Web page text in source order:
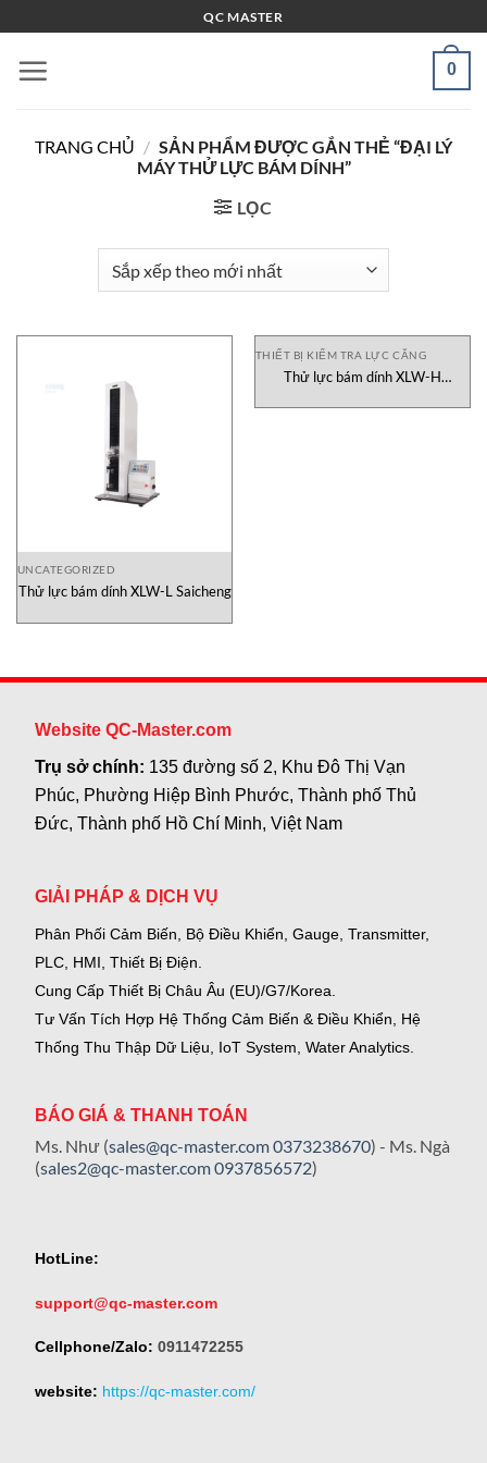
qua
nội
QC MASTER
0
TRANG CHỦ / SẢN PHẨM ĐƯỢC GẮN THẺ “ĐẠI LÝ
MÁY THỬ LỰC BÁM DÍNH”
LỌC
UNCATEGORIZED
Thử lực bám dính XLW-L Saicheng
THIẾT BỊ KIỂM TRA LỰC CĂNG
Thử lực bám dính XLW-H
Website QC-Master.com
Trụ sở chính: 135 đường số 2, Khu Đô Thị Vạn
Phúc, Phường Hiệp Bình Phước, Thành phố Thủ
Đức, Thành phố Hồ Chí Minh, Việt Nam
GIẢI PHÁP & DỊCH VỤ
Phân Phối Cảm Biến, Bộ Điều Khiển, Gauge, Transmitter,
PLC, HMI, Thiết Bị Điện.
Cung Cấp Thiết Bị Châu Âu (EU)/G7/Korea.
Tư Vấn Tích Hợp Hệ Thống Cảm Biến & Điều Khiển, Hệ
Thống Thu Thập Dữ Liệu, IoT System, Water Analytics.
BÁO GIÁ & THANH TOÁN
Ms. Như (sales@qc-master.com0373238670) - Ms. Ngà
(sales2@qc-master.com0937856572)
HotLine:
support@qc-master.com
Cellphone/Zalo: 0911472255
website: https://qc-master.com/